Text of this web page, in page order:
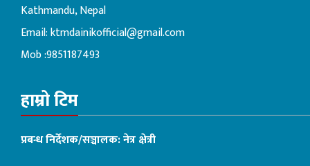
Kathmandu, Nepal
Email:ktmdainikofficial@gmail.com
Mob :9851187493
हाम्रो टिम
प्रबन्ध निर्देशक/सञ्चालक: नेत्र क्षेत्री